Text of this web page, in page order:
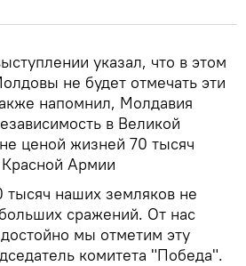
указал, что в этом
не будет отмечать эти
напомнил, Молдавия
в Великой
ценой жизней 70 тысяч
Армии
наших земляков не
сражений. От нас
мы отметим эту
комитета "Победа".